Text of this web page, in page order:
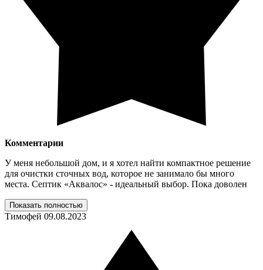
Комментарии
У меня небольшой дом, и я хотел найти компактное решение
для очистки сточных вод, которое не занимало бы много
места. Септик «Аквалос» - идеальный выбор. Пока доволен
Показать полностью
Тимофей 09.08.2023